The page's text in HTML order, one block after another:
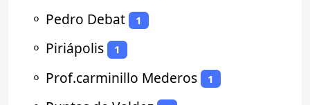
⚬ Pedro Debat 1
⚬ Piriápolis 1
⚬ Prof.carminillo Mederos 1